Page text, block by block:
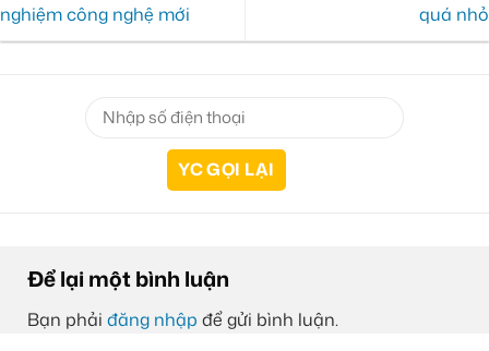
nghiệm công nghệ mới
quá nhỏ
Để lại một bình luận
Bạn phải đăng nhập để gửi bình luận.